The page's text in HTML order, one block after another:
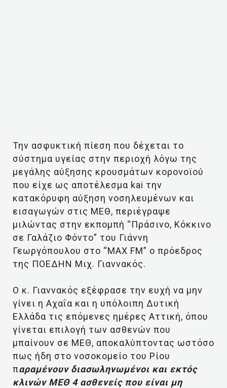
Την ασφυκτική πίεση που δέχεται το
σύστημα υγείας στην περιοχή λόγω της
μεγάλης αύξησης κρουσμάτων κορονοϊού
που είχε ως αποτέλεσμα kai την
κατακόρυφη αύξηση νοσηλευμένων και
εισαγωγών στις ΜΕΘ, περιέγραψε
μιλώντας στην εκπομπή “Πράσινο, Κόκκινο
σε Γαλάζιο Φόντο” του Γιάννη
Γεωργόπουλου στο “MAX FM” ο πρόεδρος
της ΠΟΕΔΗΝ Μιχ. Γιαννακός.
Ο κ. Γιαννακός εξέφρασε την ευχή να μην
γίνει η Αχαΐα και η υπόλοιπη Δυτική
Ελλάδα τις επόμενες ημέρες Αττική, όπου
γίνεται επιλογή των ασθενών που
μπαίνουν σε ΜΕΘ, αποκαλύπτοντας ωστόσο
πως ήδη στο νοσοκομείο του Ρίου
παραμένουν διασωληνωμένοι και εκτός
κλινών ΜΕΘ 4 ασθενείς που είναι μη